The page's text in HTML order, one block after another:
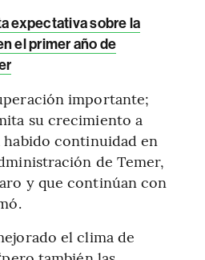
expectativa sobre la
el primer año de
importante;
su crecimiento a
continuidad en
de Temer,
y que continúan con
el clima de